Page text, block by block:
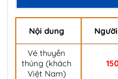
Nội dung
Vé thuyền
thúng (khách
Việt Nam)